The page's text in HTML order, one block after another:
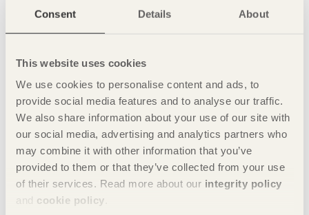
Consent Details About
This website uses cookies
We use cookies to personalise content and ads, to
provide social media features and to analyse our traffic.
We also share information about your use of our site with
our social media, advertising and analytics partners who
may combine it with other information that you’ve
provided to them or that they’ve collected from your use
of their services. Read more about our integrity policy
and cookie policy
steg på vägen, säger Anna Ryberg Ågren.
Sammanfattningsvis föreslår Svenskt Trä:
Ambitiösare gränsvärden från 2025
för flerbostadshus bör vara mer ambitiösa från 2025,
och övriga byggnadskategorier (exklusive småhus) bör
ligga i linje med dessa. Nivåerna bör baseras på data
från Boverkets klimatdatabas, som representerar
sektorns nuvarande förmåga.
Tätare skärpningsintervall
: Skärpningsintervallet för
gränsvärdena bör vara kortare än fem år för att
möjliggöra en brantare minskningskurva och en
halvering av klimatpåverkan till 2030.